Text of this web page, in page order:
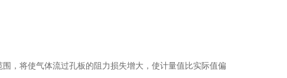
将使气体流过孔板的阻力损失增大，使计量值比实际值偏